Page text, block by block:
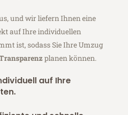
und wir liefern Ihnen eine
auf Ihre individuellen
ist, sodass Sie Ihre Umzug
planen können.
auf Ihre